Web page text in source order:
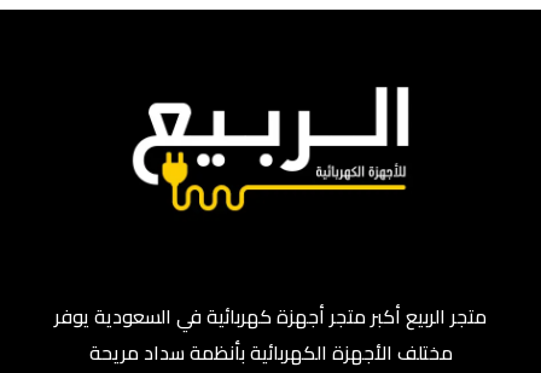
متجر الربيع أكبر متجر أجهزة كهربائية في السعودية يوفر
مختلف الأجهزة الكهربائية بأنظمة سداد مريحة